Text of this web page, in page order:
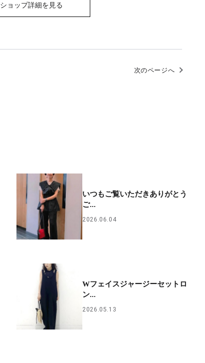
ショップ詳細を見る
次のページへ
いつもご覧いただきありがとう
ご...
2026.06.04
Wフェイスジャージーセットロ
ン...
2026.05.13